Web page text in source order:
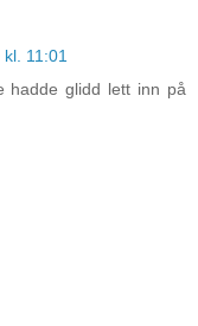
11:01
hadde glidd lett inn på